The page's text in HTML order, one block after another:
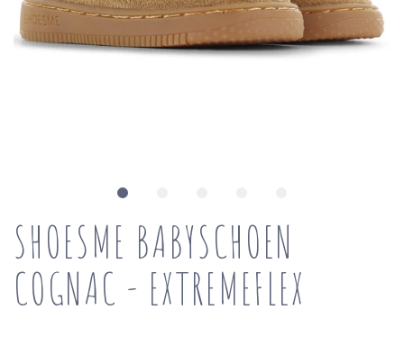
SHOESME BABYSCHOEN
COGNAC - EXTREMEFLEX